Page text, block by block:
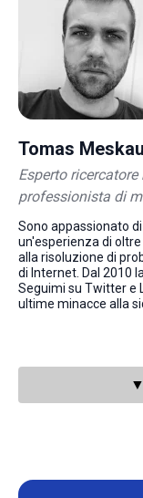
Tomas
Esperto
professionista di
Sono appassionato
un'esperienza di
alla risoluzione di
di Internet. Dal 2010
Seguimi su Twitter e
ultime minacce alla